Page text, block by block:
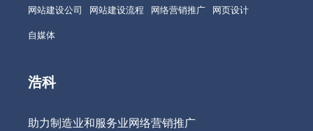
网站建设公司
网站建设流程 网络营销推广
网页设计
自媒体
浩科
助力制造业和服务业网络营销推广